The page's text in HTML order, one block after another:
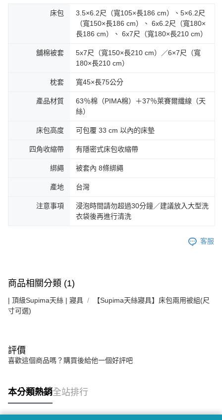
床包
3.5×6.2尺（寬105×長186 cm）、5×6.2尺
（寬150×長186 cm）、 6x6.2尺（寬180×
長186 cm）、 6x7尺（寬180×長210 cm）
舖棉被套
5x7尺（寬150×長210 cm）／6×7尺（寬
180×長210 cm）
枕套 寬45×長75公分
產品材質
63％棉（PIMA棉）＋37％萊賽爾纖線（天
絲）
床包高度 可包覆 33 cm 以內的床墊
四角收縮帶 有隱密式床包收縮帶
綁繩 被套內 8條綁繩
產地 台灣
注意事項
浸泡時間請勿超過30分鐘／建議放入大型洗
衣袋後再進行清洗
客服
商品相關分類 (1)
| 頂級Supima天絲 | 寢具
【Supima天絲寢具】床包兩用被組(尺
寸可選)
評價
喜歡這個商品嗎？購買後給他一個好評吧
本分類熱銷全站排行